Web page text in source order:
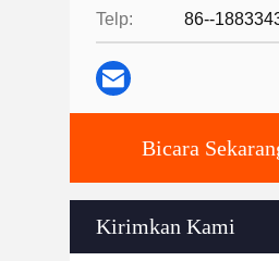
Telp: 86--
Bicara
Kirimkan Kami